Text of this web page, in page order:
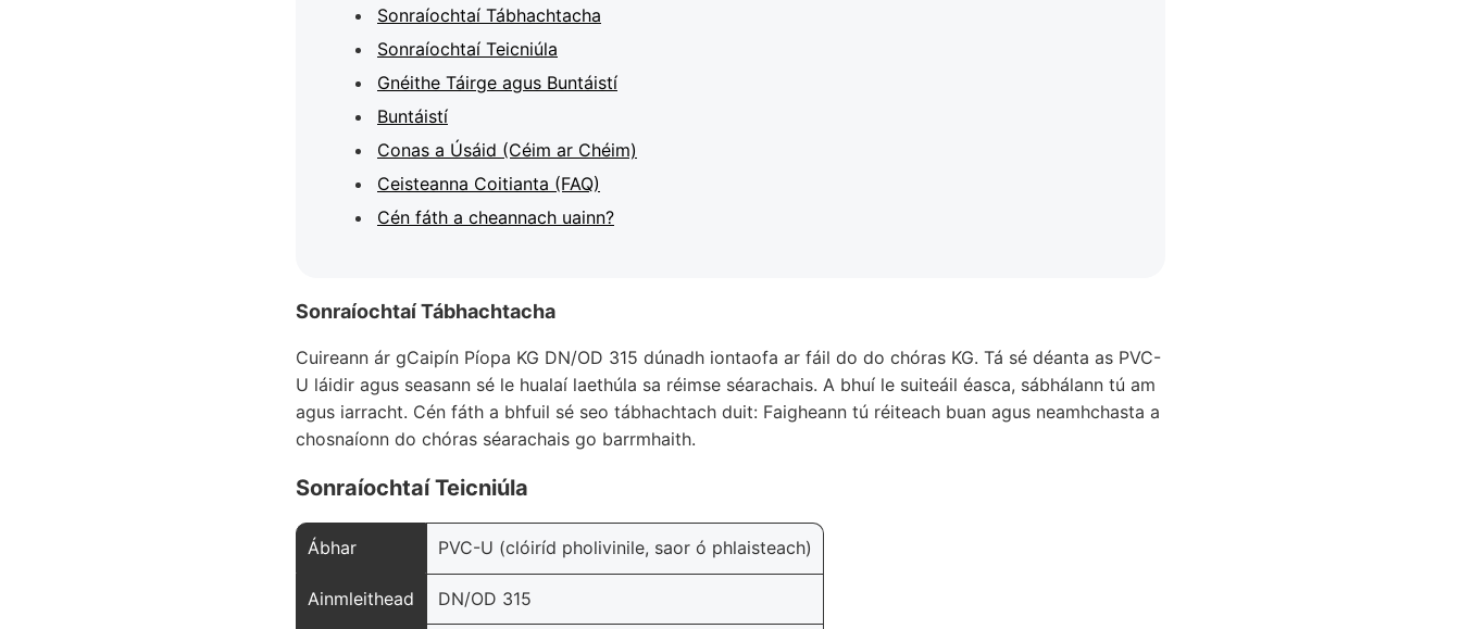
Sonraíochtaí Tábhachtacha
Sonraíochtaí Teicniúla
Gnéithe Táirge agus Buntáistí
Buntáistí
Conas a Úsáid (Céim ar Chéim)
Ceisteanna Coitianta (FAQ)
Cén fáth a cheannach uainn?
Sonraíochtaí Tábhachtacha
Cuireann ár gCaipín Píopa KG DN/OD 315 dúnadh iontaofa ar fáil do do chóras KG. Tá sé déanta as PVC-
U láidir agus seasann sé le hualaí laethúla sa réimse séarachais. A bhuí le suiteáil éasca, sábhálann tú am
agus iarracht. Cén fáth a bhfuil sé seo tábhachtach duit: Faigheann tú réiteach buan agus neamhchasta a
chosnaíonn do chóras séarachais go barrmhaith.
Sonraíochtaí Teicniúla
Ábhar PVC-U (clóiríd pholivinile, saor ó phlaisteach)
Ainmleithead DN/OD 315